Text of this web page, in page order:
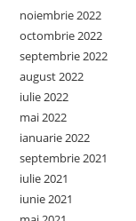
noiembrie 2022
octombrie 2022
septembrie 2022
august 2022
iulie 2022
mai 2022
ianuarie 2022
septembrie 2021
iulie 2021
iunie 2021